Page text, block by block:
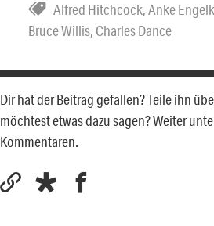
Alfred Hitchcock,Anke
Bruce Willis, Charles Dance
Dir hat der Beitrag gefallen? Teile ihn
möchtest etwas dazu sagen? Weiter
Kommentaren.